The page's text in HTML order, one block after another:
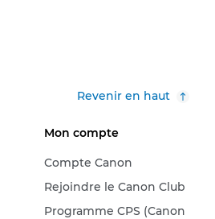
Revenir en haut
Mon compte
Compte Canon
Rejoindre le Canon Club
Programme CPS (Canon